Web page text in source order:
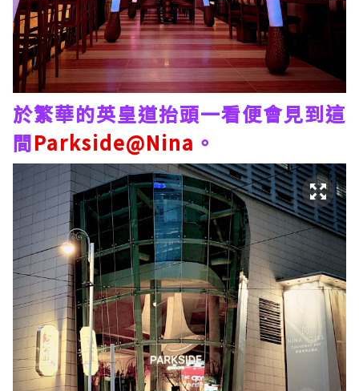
於繁華的英皇道抬頭一看便會見到這
間Parkside@Nina 。